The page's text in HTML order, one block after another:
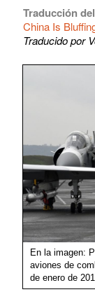
Traducción
China Is
Traducido por
En la imagen:
aviones de
de enero de